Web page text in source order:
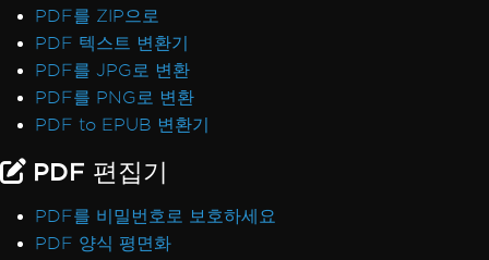
PDF를 ZIP으로
PDF 텍스트 변환기
PDF를 JPG로 변환
PDF를 PNG로 변환
PDF to EPUB 변환기
PDF 편집기
PDF를 비밀번호로 보호하세요
PDF 양식 평면화